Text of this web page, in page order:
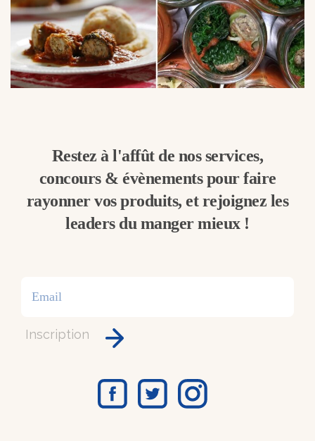
Restez à l'affût de nos services,
concours & évènements pour faire
rayonner vos produits, et rejoignez les
leaders du manger mieux !
Inscription